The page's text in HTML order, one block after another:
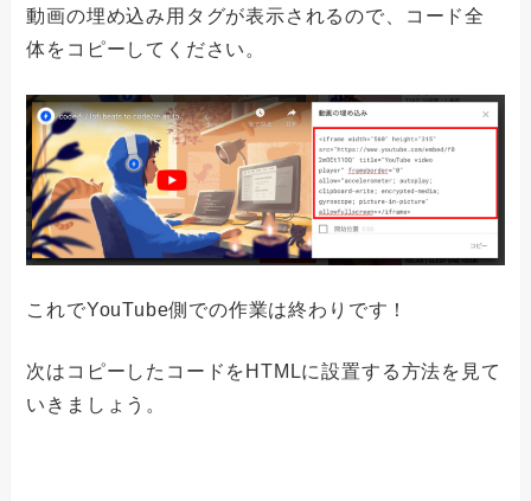
動画の埋め込み用タグが表示されるので、コード全
体をコピーしてください。
これでYouTube側での作業は終わりです！
次はコピーしたコードをHTMLに設置する方法を見て
いきましょう。